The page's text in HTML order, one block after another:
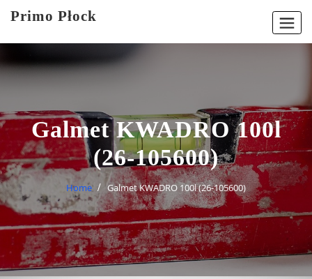
Primo Płock
Galmet KWADRO 100l
(26-105600)
Home Galmet KWADRO 100l (26-105600)